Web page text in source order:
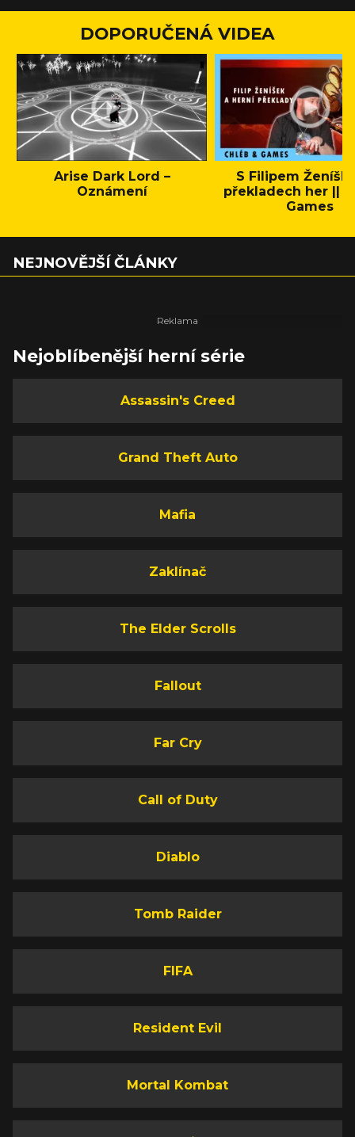
DOPORUČENÁ VIDEA
Arise Dark Lord –
Oznámení
S Filipem
překladech her ||
Games
NEJNOVĚJŠÍ ČLÁNKY
Nejoblíbenější herní série
Assassin's Creed
Grand Theft Auto
Mafia
Zaklínač
The Elder Scrolls
Fallout
Far Cry
Call of Duty
Diablo
Tomb Raider
FIFA
Resident Evil
Mortal Kombat